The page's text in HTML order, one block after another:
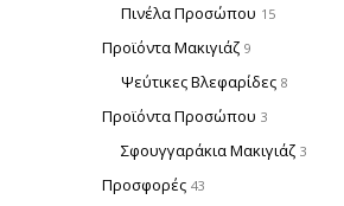
Πινέλα Προσώπου 15
Προϊόντα Μακιγιάζ 9
Ψεύτικες Βλεφαρίδες 8
Προϊόντα Προσώπου 3
Σφουγγαράκια Μακιγιάζ 3
Προσφορές 43